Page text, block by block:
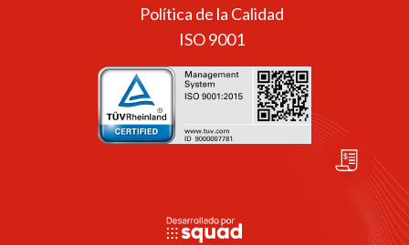
Política de la Calidad
ISO 9001